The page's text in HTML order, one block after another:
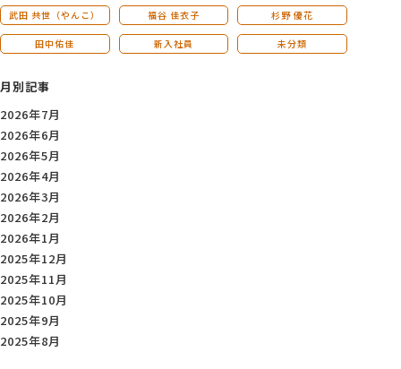
武田 共世（やんこ） 福谷 佳衣子 杉野 優花
田中佑佳 新入社員 未分類
月別記事
2026年7月
2026年6月
2026年5月
2026年4月
2026年3月
2026年2月
2026年1月
2025年12月
2025年11月
2025年10月
2025年9月
2025年8月